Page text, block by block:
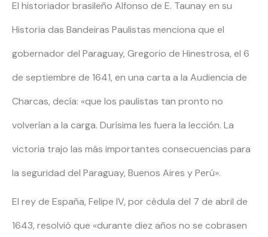
El historiador brasileño Alfonso de E. Taunay en su
Historia das Bandeiras Paulistas menciona que el
gobernador del Paraguay, Gregorio de Hinestrosa, el 6
de septiembre de 1641, en una carta a la Audiencia de
Charcas, decía: «que los paulistas tan pronto no
volverían a la carga. Durísima les fuera la lección. La
victoria trajo las más importantes consecuencias para
la seguridad del Paraguay, Buenos Aires y Perú».
El rey de España, Felipe IV, por cédula del 7 de abril de
1643, resolvió que «durante diez años no se cobrasen